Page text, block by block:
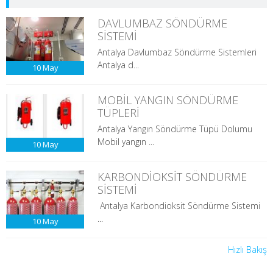
10May
DAVLUMBAZ SÖNDÜRME
SİSTEMİ
Antalya Davlumbaz Söndürme Sistemleri
Antalya d...
10May
MOBİL YANGIN SÖNDÜRME
TÜPLERİ
Antalya Yangın Söndürme Tüpü Dolumu
Mobil yangın ...
10May
KARBONDİOKSİT SÖNDÜRME
SİSTEMİ
Antalya Karbondioksit Söndürme Sistemi
...
Hızlı Bakış